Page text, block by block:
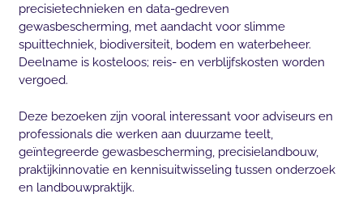
precisietechnieken en data-gedreven
gewasbescherming, met aandacht voor slimme
spuittechniek, biodiversiteit, bodem en waterbeheer.
Deelname is kosteloos; reis- en verblijfskosten worden
vergoed.
Deze bezoeken zijn vooral interessant voor adviseurs en
professionals die werken aan duurzame teelt,
geïntegreerde gewasbescherming, precisielandbouw,
praktijkinnovatie en kennisuitwisseling tussen onderzoek
en landbouwpraktijk.